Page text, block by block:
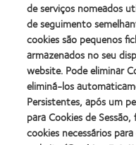
com
MyDay™
(2013)
2012
&
2010
Melhores
Empresas
para
Líderes
(2012)
Learn
more
about
ODMA
2011
(2011)
Learn
more
de serviços nomeados
de seguimento
cookies são pequenos
armazenados no seu
website. Pode eliminar
eliminá-los
Persistentes, após um
para Cookies de
cookies necessários